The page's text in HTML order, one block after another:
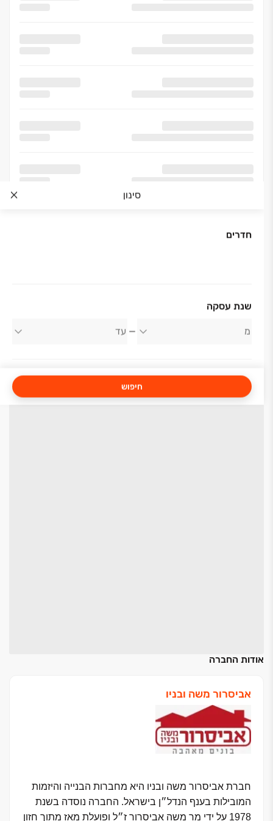
סינון
חדרים
שנת עסקה
חיפוש
אודות החברה
אביסרור משה ובניו
חברת אביסרור משה ובניו היא מחברות הבנייה והיזמות
המובילות בענף הנדל״ן בישראל. החברה נוסדה בשנת
1978 על ידי מר משה אביסרור ז״ל ופועלת מאז מתוך חזון